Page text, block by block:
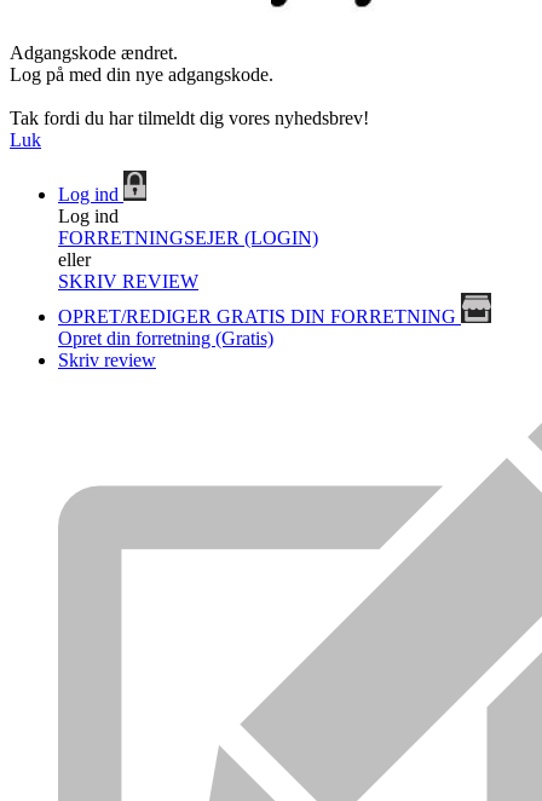
Adgangskode ændret.
Log på med din nye adgangskode.
Tak fordi du har tilmeldt dig vores nyhedsbrev!
Luk
Log ind
Log ind
FORRETNINGSEJER (LOGIN)
eller
SKRIV REVIEW
OPRET/REDIGER GRATIS DIN FORRETNING
Opret din forretning (Gratis)
Skriv review